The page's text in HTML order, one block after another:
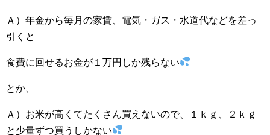
Ａ）年金から毎月の家賃、電気・ガス・水道代などを差っ
引くと
食費に回せるお金が１万円しか残らない
とか、
Ａ）お米が高くてたくさん買えないので、１ｋｇ、２ｋｇ
と少量ずつ買うしかない